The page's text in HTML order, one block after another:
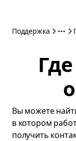
Поддержка
Вы можете
в котором
получить